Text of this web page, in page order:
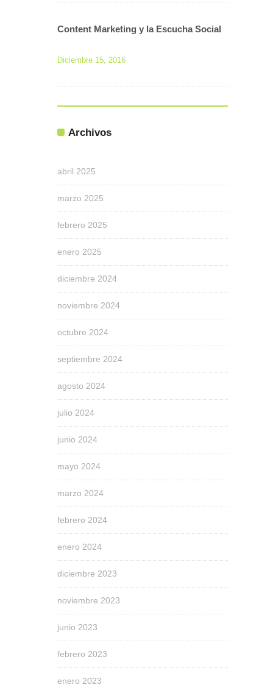
Content Marketing y la Escucha Social
Diciembre 15, 2016
Archivos
abril 2025
marzo 2025
febrero 2025
enero 2025
diciembre 2024
noviembre 2024
octubre 2024
septiembre 2024
agosto 2024
julio 2024
junio 2024
mayo 2024
marzo 2024
febrero 2024
enero 2024
diciembre 2023
noviembre 2023
junio 2023
febrero 2023
enero 2023